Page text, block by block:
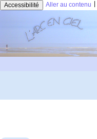
Accessibilité Aller au contenu